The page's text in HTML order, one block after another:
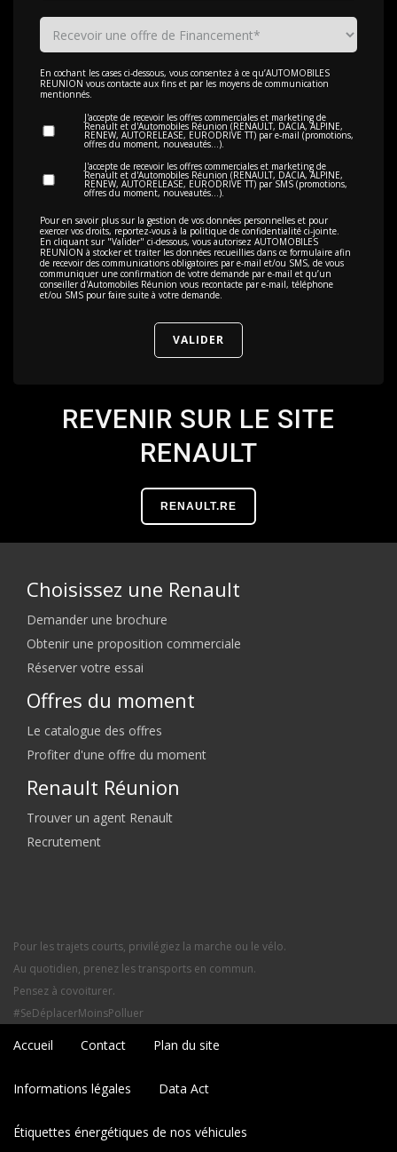
En cochant les cases ci-dessous, vous consentez à ce qu’AUTOMOBILES
REUNION vous contacte aux fins et par les moyens de communication
mentionnés.
J'accepte de recevoir les offres commerciales et marketing de
Renault et d'Automobiles Réunion (RENAULT, DACIA, ALPINE,
RENEW, AUTORELEASE, EURODRIVE TT) par e-mail (promotions,
offres du moment, nouveautés…).
J'accepte de recevoir les offres commerciales et marketing de
Renault et d'Automobiles Réunion (RENAULT, DACIA, ALPINE,
RENEW, AUTORELEASE, EURODRIVE TT) par SMS (promotions,
offres du moment, nouveautés…).
Pour en savoir plus sur la gestion de vos données personnelles et pour
exercer vos droits, reportez-vous à la politique de confidentialité ci-jointe.
En cliquant sur "Valider" ci-dessous, vous autorisez AUTOMOBILES
REUNION à stocker et traiter les données recueillies dans ce formulaire afin
de recevoir des communications obligatoires par e-mail et/ou SMS, de vous
communiquer une confirmation de votre demande par e-mail et qu’un
conseiller d'Automobiles Réunion vous recontacte par e-mail, téléphone
et/ou SMS pour faire suite à votre demande.
REVENIR SUR LE SITE
RENAULT
RENAULT.RE
Choisissez une Renault
Demander une brochure
Obtenir une proposition commerciale
Réserver votre essai
Offres du moment
Le catalogue des offres
Profiter d'une offre du moment
Renault Réunion
Trouver un agent Renault
Recrutement
Pour les trajets courts, privilégiez la marche ou le vélo.
Au quotidien, prenez les transports en commun.
Pensez à covoiturer.
#SeDéplacerMoinsPolluer
Accueil Contact Plan du site
Informations légales Data Act
Étiquettes énergétiques de nos véhicules